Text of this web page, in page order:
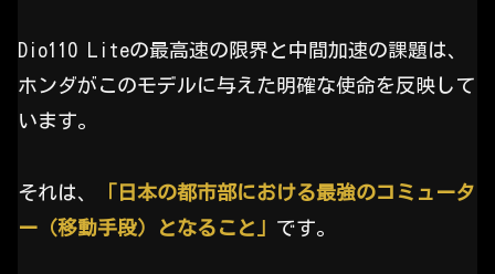
Dio110 Liteの最高速の限界と中間加速の課題は、
ホンダがこのモデルに与えた明確な使命を反映して
います。
それは、
「日本の都市部における最強のコミュータ
ー（移動手段）となること」 です。